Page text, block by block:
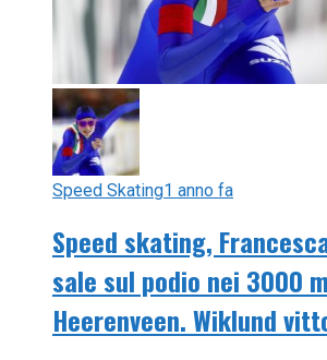
Speed Skating1 anno fa
Speed skating,
sale sul podio nei 3000
Heerenveen. Wiklund